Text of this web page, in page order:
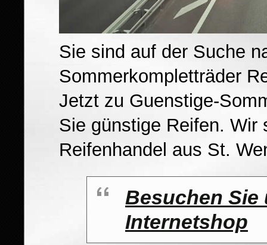
Sie sind auf der Suche
Sommerkompletträder
Jetzt zu Guenstige-
Sie günstige Reifen. Wir
Reifenhandel aus St.
Besuchen Sie
Internetshop